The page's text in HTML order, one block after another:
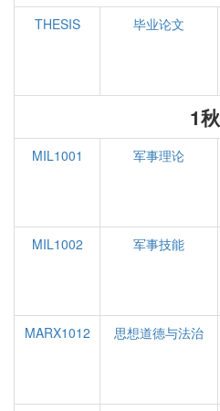
THESIS 毕业论文
1秋
MIL1001 军事理论
MIL1002
军事技能
MARX1012
思想道德与法治